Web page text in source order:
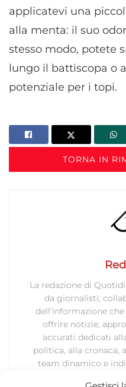
applicatevi una
alla menta: il suo
stesso modo, potete
lungo il battiscopa o
potenziale per i topi.
TORNA IN
La redazione di
da giornalisti,
dell’informazione
offrire notizie,
accurati dedicati
politica, alla cronaca,
team dinamico e